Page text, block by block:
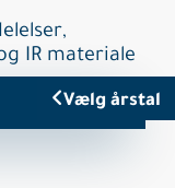
IR materiale
Vælg årstal